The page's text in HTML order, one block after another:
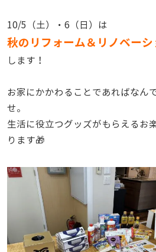
10/5（土）・6（日）は
秋のリフォーム＆リノベー
します！
お家にかかわることであればなん
せ。
生活に役立つグッズがもらえるお
ります🎁